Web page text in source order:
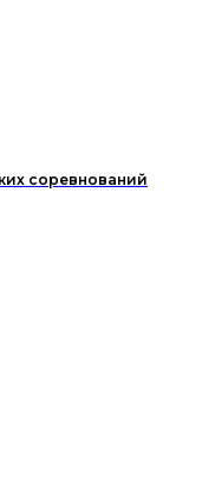
соревнований